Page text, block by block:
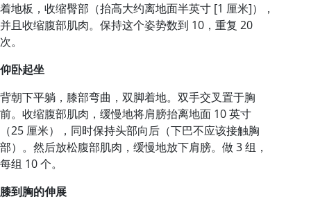
着地板，收缩臀部（抬高大约离地面半英寸 [1 厘米]），
并且收缩腹部肌肉。保持这个姿势数到 10，重复 20
次。
仰卧起坐
背朝下平躺，膝部弯曲，双脚着地。双手交叉置于胸
前。收缩腹部肌肉，缓慢地将肩膀抬离地面 10 英寸
（25 厘米），同时保持头部向后（下巴不应该接触胸
部）。然后放松腹部肌肉，缓慢地放下肩膀。做 3 组，
每组 10 个。
膝到胸的伸展